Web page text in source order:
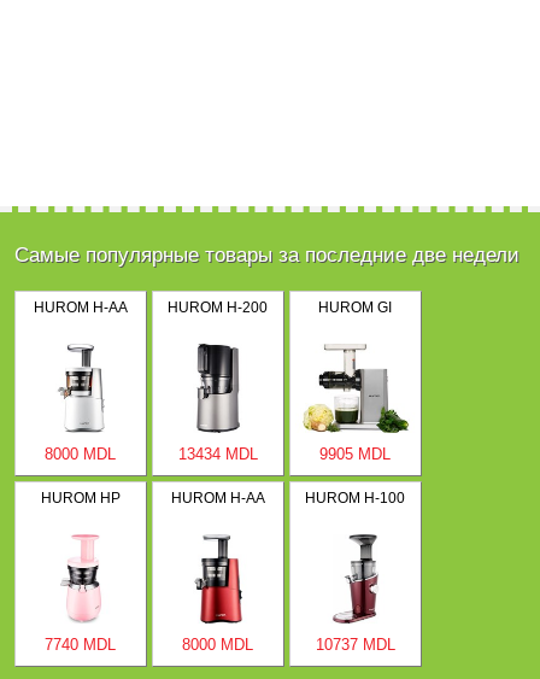
Самые популярные товары за последние две недели
HUROM H-AA
8000 MDL
HUROM H-200
13434 MDL
HUROM GI
9905 MDL
HUROM HP
7740 MDL
HUROM H-AA
8000 MDL
HUROM H-100
10737 MDL